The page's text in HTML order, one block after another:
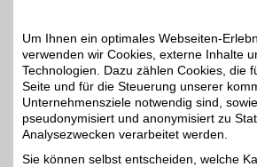
Ersatzteilen
liebste
wirklich
Zum
Um Ihnen ein optimales Webseiten-
verwenden wir Cookies, externe Inhalte
Technologien. Dazu zählen Cookies, die
Seite und für die Steuerung unserer
Unternehmensziele notwendig sind,
pseudonymisiert und anonymisiert zu
Analysezwecken verarbeitet werden.
Sie können selbst entscheiden, welche